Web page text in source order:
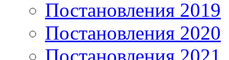
Постановления 2019
Постановления 2020
Постановления 2021